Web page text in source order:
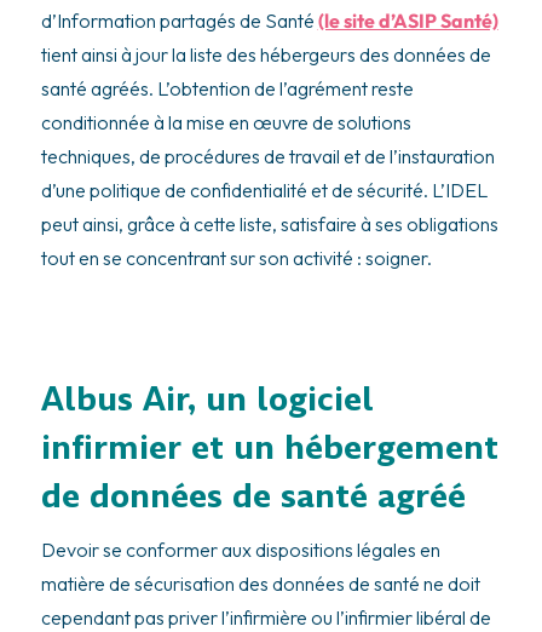
d’Information partagés de Santé (le site d’ASIP Santé)
tient ainsi à jour la liste des hébergeurs des données de
santé agréés. L’obtention de l’agrément reste
conditionnée à la mise en œuvre de solutions
techniques, de procédures de travail et de l’instauration
d’une politique de confidentialité et de sécurité. L’IDEL
peut ainsi, grâce à cette liste, satisfaire à ses obligations
tout en se concentrant sur son activité : soigner.
Albus Air, un logiciel
infirmier et un hébergement
de données de santé agréé
Devoir se conformer aux dispositions légales en
matière de sécurisation des données de santé ne doit
cependant pas priver l’infirmière ou l’infirmier libéral de